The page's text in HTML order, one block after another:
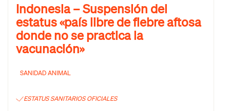
Indonesia – Suspensión del
estatus «país libre de fiebre aftosa
donde no se practica la
vacunación»
SANIDAD ANIMAL
ESTATUS SANITARIOS OFICIALES